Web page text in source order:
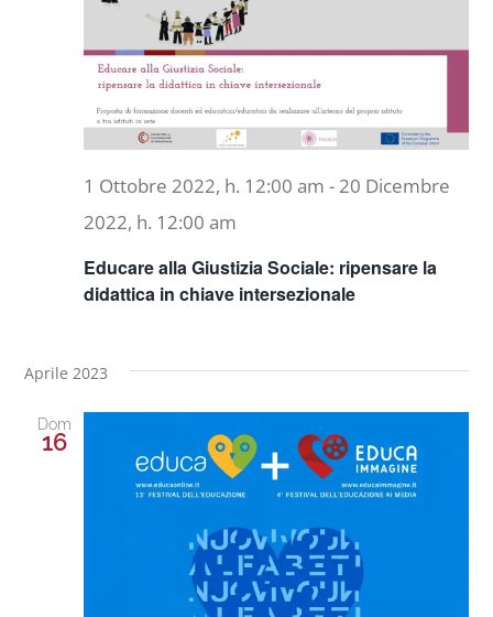
Progetti
In rete con
Notizie
Chi siamo
Educare alla Giustizia Sociale: ripensare la
didattica in chiave intersezionale
1 Ottobre 2022, h. 12:00 am - 20 Dicembre
2022, h. 12:00 am
Aprile 2023
Dom
16